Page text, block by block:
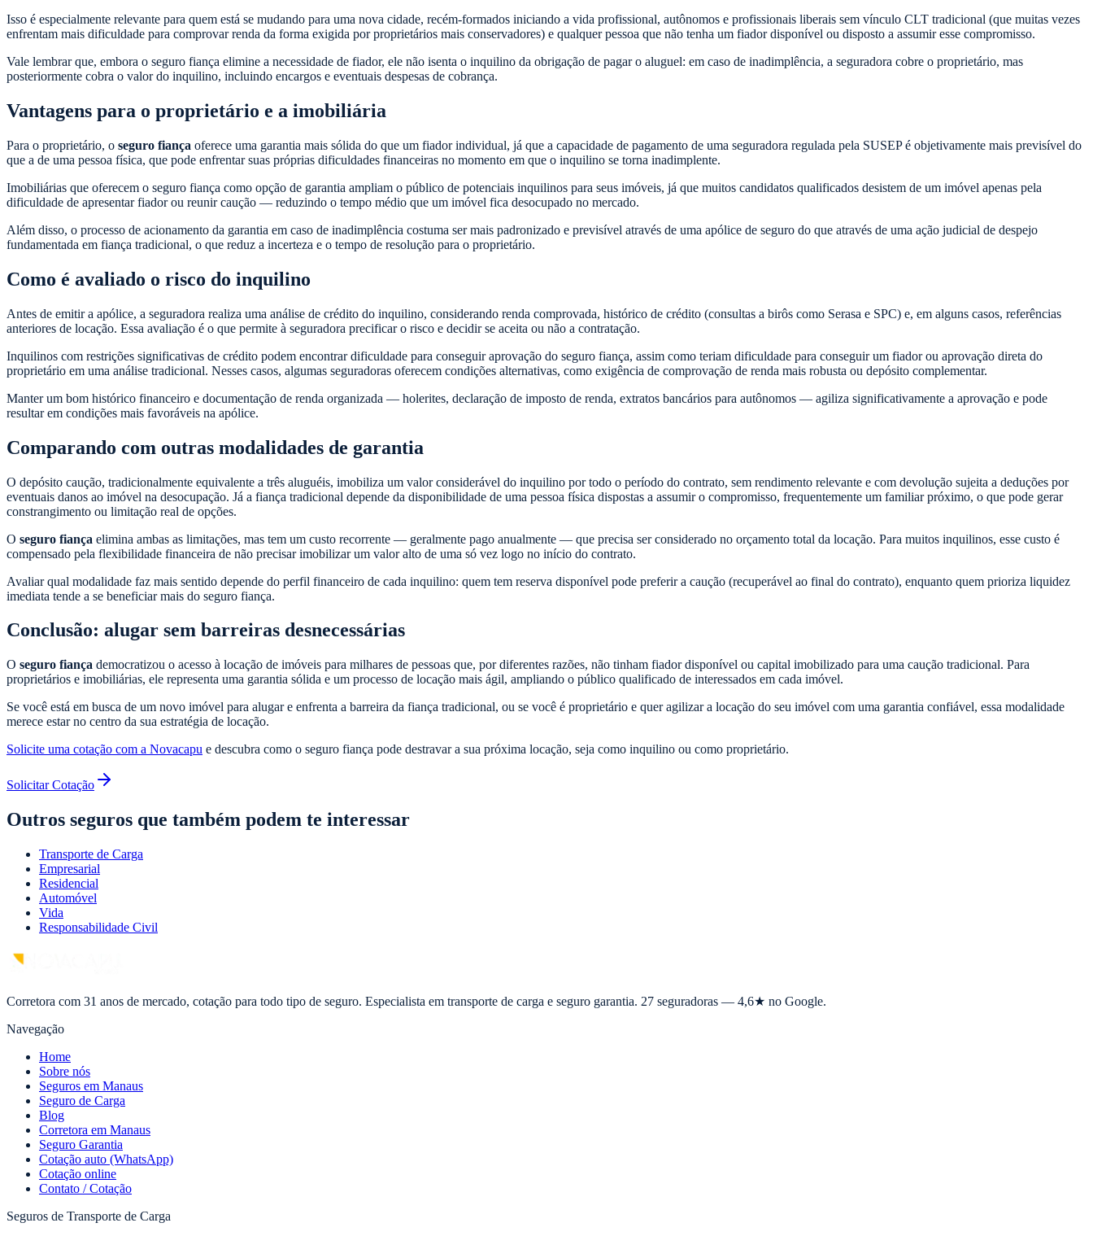
Isso é especialmente relevante para quem está se mudando para uma nova cidade, recém-formados iniciando a vida profissional, autônomos e profissionais liberais sem vínculo CLT tradicional (que muitas vezes
enfrentam mais dificuldade para comprovar renda da forma exigida por proprietários mais conservadores) e qualquer pessoa que não tenha um fiador disponível ou disposto a assumir esse compromisso.
Vale lembrar que, embora o seguro fiança elimine a necessidade de fiador, ele não isenta o inquilino da obrigação de pagar o aluguel: em caso de inadimplência, a seguradora cobre o proprietário, mas
posteriormente cobra o valor do inquilino, incluindo encargos e eventuais despesas de cobrança.
Vantagens para o proprietário e a imobiliária
Para o proprietário, o seguro fiança oferece uma garantia mais sólida do que um fiador individual, já que a capacidade de pagamento de uma seguradora regulada pela SUSEP é objetivamente mais previsível do
que a de uma pessoa física, que pode enfrentar suas próprias dificuldades financeiras no momento em que o inquilino se torna inadimplente.
Imobiliárias que oferecem o seguro fiança como opção de garantia ampliam o público de potenciais inquilinos para seus imóveis, já que muitos candidatos qualificados desistem de um imóvel apenas pela
dificuldade de apresentar fiador ou reunir caução — reduzindo o tempo médio que um imóvel fica desocupado no mercado.
Além disso, o processo de acionamento da garantia em caso de inadimplência costuma ser mais padronizado e previsível através de uma apólice de seguro do que através de uma ação judicial de despejo
fundamentada em fiança tradicional, o que reduz a incerteza e o tempo de resolução para o proprietário.
Como é avaliado o risco do inquilino
Antes de emitir a apólice, a seguradora realiza uma análise de crédito do inquilino, considerando renda comprovada, histórico de crédito (consultas a birôs como Serasa e SPC) e, em alguns casos, referências
anteriores de locação. Essa avaliação é o que permite à seguradora precificar o risco e decidir se aceita ou não a contratação.
Inquilinos com restrições significativas de crédito podem encontrar dificuldade para conseguir aprovação do seguro fiança, assim como teriam dificuldade para conseguir um fiador ou aprovação direta do
proprietário em uma análise tradicional. Nesses casos, algumas seguradoras oferecem condições alternativas, como exigência de comprovação de renda mais robusta ou depósito complementar.
Manter um bom histórico financeiro e documentação de renda organizada — holerites, declaração de imposto de renda, extratos bancários para autônomos — agiliza significativamente a aprovação e pode
resultar em condições mais favoráveis na apólice.
Comparando com outras modalidades de garantia
O depósito caução, tradicionalmente equivalente a três aluguéis, imobiliza um valor considerável do inquilino por todo o período do contrato, sem rendimento relevante e com devolução sujeita a deduções por
eventuais danos ao imóvel na desocupação. Já a fiança tradicional depende da disponibilidade de uma pessoa física dispostas a assumir o compromisso, frequentemente um familiar próximo, o que pode gerar
constrangimento ou limitação real de opções.
O seguro fiança elimina ambas as limitações, mas tem um custo recorrente — geralmente pago anualmente — que precisa ser considerado no orçamento total da locação. Para muitos inquilinos, esse custo é
compensado pela flexibilidade financeira de não precisar imobilizar um valor alto de uma só vez logo no início do contrato.
Avaliar qual modalidade faz mais sentido depende do perfil financeiro de cada inquilino: quem tem reserva disponível pode preferir a caução (recuperável ao final do contrato), enquanto quem prioriza liquidez
imediata tende a se beneficiar mais do seguro fiança.
Conclusão: alugar sem barreiras desnecessárias
O seguro fiança democratizou o acesso à locação de imóveis para milhares de pessoas que, por diferentes razões, não tinham fiador disponível ou capital imobilizado para uma caução tradicional. Para
proprietários e imobiliárias, ele representa uma garantia sólida e um processo de locação mais ágil, ampliando o público qualificado de interessados em cada imóvel.
Se você está em busca de um novo imóvel para alugar e enfrenta a barreira da fiança tradicional, ou se você é proprietário e quer agilizar a locação do seu imóvel com uma garantia confiável, essa modalidade
merece estar no centro da sua estratégia de locação.
Solicite uma cotação com a Novacapu e descubra como o seguro fiança pode destravar a sua próxima locação, seja como inquilino ou como proprietário.
Solicitar Cotação
Outros seguros que também podem te interessar
Transporte de Carga
Empresarial
Residencial
Automóvel
Vida
Responsabilidade Civil
Corretora com 31 anos de mercado, cotação para todo tipo de seguro. Especialista em transporte de carga e seguro garantia. 27 seguradoras — 4,6★ no Google.
Navegação
Home
Sobre nós
Seguros em Manaus
Seguro de Carga
Blog
Corretora em Manaus
Seguro Garantia
Cotação auto (WhatsApp)
Cotação online
Contato / Cotação
Seguros de Transporte de Carga